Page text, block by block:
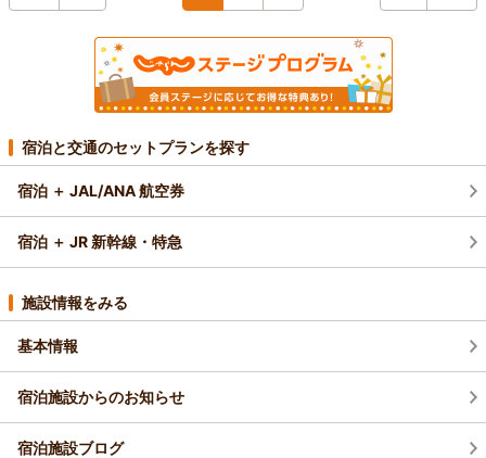
宿泊と交通のセットプランを探す
宿泊 ＋ JAL/ANA 航空券
宿泊 ＋ JR 新幹線・特急
施設情報をみる
基本情報
宿泊施設からのお知らせ
宿泊施設ブログ